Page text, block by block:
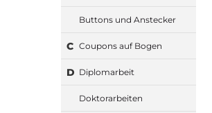
Buttons und Anstecker
C Coupons auf Bogen
D Diplomarbeit
Doktorarbeiten